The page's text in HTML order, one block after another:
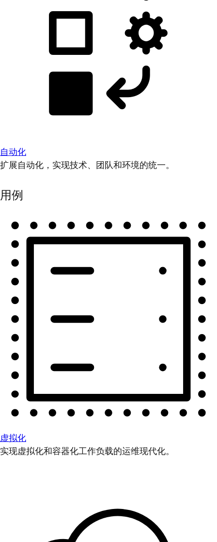
自动化
扩展自动化，实现技术、团队和环境的统一。
用例
虚拟化
实现虚拟化和容器化工作负载的运维现代化。